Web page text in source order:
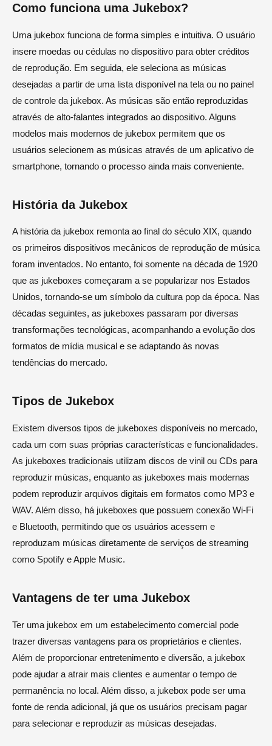
Como funciona uma Jukebox?
Uma jukebox funciona de forma simples e intuitiva. O usuário
insere moedas ou cédulas no dispositivo para obter créditos
de reprodução. Em seguida, ele seleciona as músicas
desejadas a partir de uma lista disponível na tela ou no painel
de controle da jukebox. As músicas são então reproduzidas
através de alto-falantes integrados ao dispositivo. Alguns
modelos mais modernos de jukebox permitem que os
usuários selecionem as músicas através de um aplicativo de
smartphone, tornando o processo ainda mais conveniente.
História da Jukebox
A história da jukebox remonta ao final do século XIX, quando
os primeiros dispositivos mecânicos de reprodução de música
foram inventados. No entanto, foi somente na década de 1920
que as jukeboxes começaram a se popularizar nos Estados
Unidos, tornando-se um símbolo da cultura pop da época. Nas
décadas seguintes, as jukeboxes passaram por diversas
transformações tecnológicas, acompanhando a evolução dos
formatos de mídia musical e se adaptando às novas
tendências do mercado.
Tipos de Jukebox
Existem diversos tipos de jukeboxes disponíveis no mercado,
cada um com suas próprias características e funcionalidades.
As jukeboxes tradicionais utilizam discos de vinil ou CDs para
reproduzir músicas, enquanto as jukeboxes mais modernas
podem reproduzir arquivos digitais em formatos como MP3 e
WAV. Além disso, há jukeboxes que possuem conexão Wi-Fi
e Bluetooth, permitindo que os usuários acessem e
reproduzam músicas diretamente de serviços de streaming
como Spotify e Apple Music.
Vantagens de ter uma Jukebox
Ter uma jukebox em um estabelecimento comercial pode
trazer diversas vantagens para os proprietários e clientes.
Além de proporcionar entretenimento e diversão, a jukebox
pode ajudar a atrair mais clientes e aumentar o tempo de
permanência no local. Além disso, a jukebox pode ser uma
fonte de renda adicional, já que os usuários precisam pagar
para selecionar e reproduzir as músicas desejadas.